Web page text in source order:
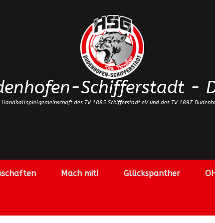
Schifferstadt -
Handballspielgemeinschaft des TV 1885 Schifferstadt eV und des TV 1897
Mach mit! Glückspanther